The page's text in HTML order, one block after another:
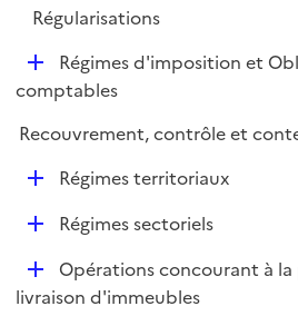
i
e
r
é
l
i
r
Régularisations
D
é
l
Régimes d'imposition et
comptables
Recouvrement, contrôle et
D
e
Régimes territoriaux
D
l
Régimes sectoriels
D
é
Opérations concourant à
livraison d'immeubles